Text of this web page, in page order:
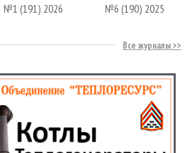
№1 (191) 2026 №6 (190) 2025
Все журналы